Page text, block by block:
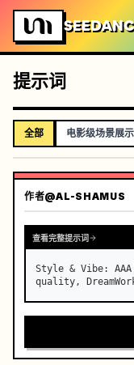
提示词
全部 电影级场景展示
作者@AL-SHAMUS
查看完整提示词
Style & Vibe:
quality,